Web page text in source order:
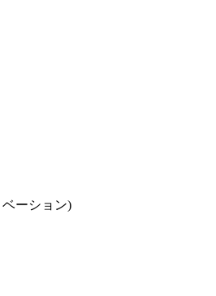
ベーション)